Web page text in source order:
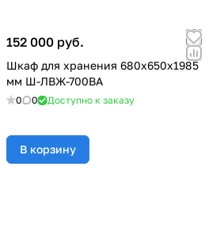
152 000 руб.
Шкаф для хранения 680x650x1985
мм Ш-ЛВЖ-700ВА
0 0 Доступно к заказу
В корзину